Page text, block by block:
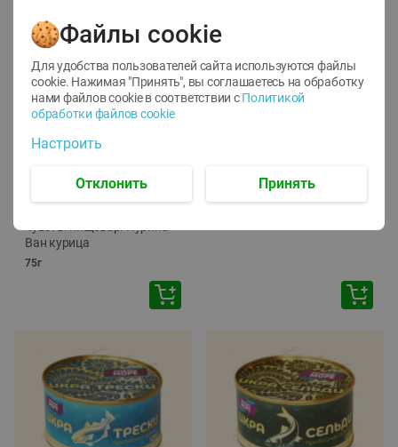
- 12
руб./шт
Ван курица
75г
ТОФУ Vegetus ТВЕРДЫЙ
Файлы cookie
Для удобства пользователей сайта используются файлы
cookie. Нажимая "Принять", вы соглашаетесь на обработку
нами файлов cookie в соответствии с Политикой
обработки файлов cookie
Настроить
Отклонить Принять